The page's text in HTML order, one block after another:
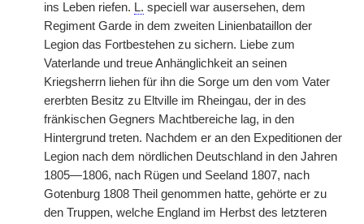
ins Leben riefen. L. speciell war ausersehen, dem
Regiment Garde in dem zweiten Linienbataillon der
Legion das Fortbestehen zu sichern. Liebe zum
Vaterlande und treue Anhänglichkeit an seinen
Kriegsherrn liehen für ihn die Sorge um den vom Vater
ererbten Besitz zu Eltville im Rheingau, der in des
fränkischen Gegners Machtbereiche lag, in den
Hintergrund treten. Nachdem er an den Expeditionen der
Legion nach dem nördlichen Deutschland in den Jahren
1805—1806, nach Rügen und Seeland 1807, nach
Gotenburg 1808 Theil genommen hatte, gehörte er zu
den Truppen, welche England im Herbst des letzteren